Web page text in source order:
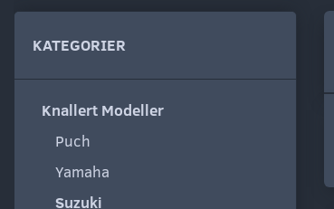
KATEGORIER
Knallert Modeller
Puch
Yamaha
Suzuki